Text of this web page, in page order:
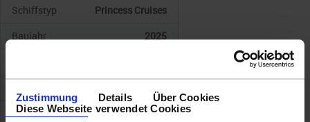
Zustimmung Details
Über Cookies
Diese Webseite verwendet Cookies
Schiffstyp
Princess Cruises
Baujahr
2025
Anz. Passagiere
4300